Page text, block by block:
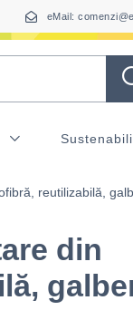
eMail:
reutilizabilă,
din